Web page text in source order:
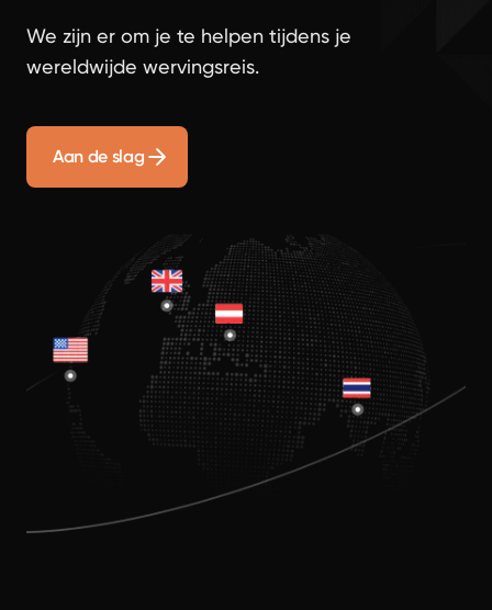
We zijn er om je te helpen tijdens je
wereldwijde wervingsreis.
Aan de slag